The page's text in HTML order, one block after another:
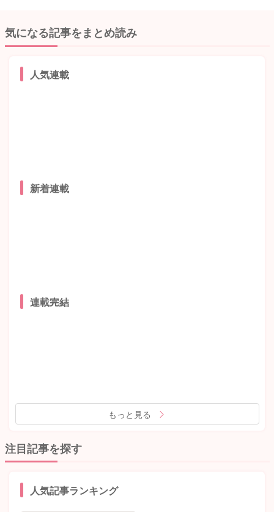
気になる記事をまとめ読み
人気連載
新着連載
連載完結
もっと見る
注目記事を探す
人気記事ランキング